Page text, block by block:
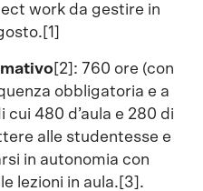
work da gestire in
[2]: 760 ore (con
obbligatoria e a
480 d’aula e 280 di
alle studentesse e
in autonomia con
lezioni in aula.[3].